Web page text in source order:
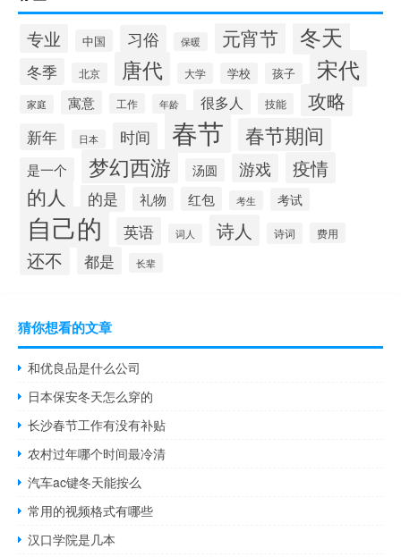
专业 中国 习俗 保暖 元宵节 冬天
冬季 北京 唐代 大学 学校 孩子 宋代
家庭 寓意 工作 年龄 很多人 技能 攻略
新年 日本 时间 春节 春节期间
是一个 梦幻西游 汤圆 游戏 疫情
的人 的是 礼物 红包 考生 考试
自己的 英语 词人 诗人 诗词 费用
还不 都是 长辈
猜你想看的文章
和优良品是什么公司
日本保安冬天怎么穿的
长沙春节工作有没有补贴
农村过年哪个时间最冷清
汽车ac键冬天能按么
常用的视频格式有哪些
汉口学院是几本